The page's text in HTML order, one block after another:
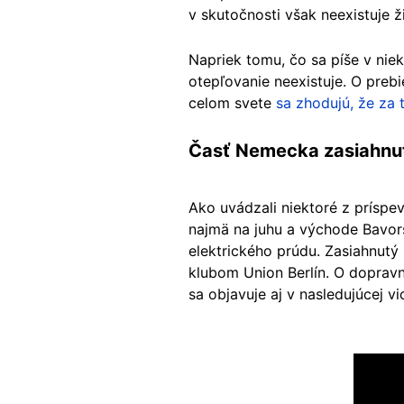
v skutočnosti však neexistuje
Napriek tomu, čo sa píše v
otepľovanie neexistuje. O
celom svete sa zhodujú, že
Časť Nemecka
Ako uvádzali niektoré z
najmä na juhu a východe
elektrického prúdu.
klubom Union Berlín. O
sa objavuje aj v nasledujúcej